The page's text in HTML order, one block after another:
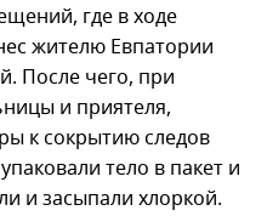
где в ходе
жителю Евпатории
После чего, при
и приятеля,
к сокрытию следов
тело в пакет и
и засыпали хлоркой.